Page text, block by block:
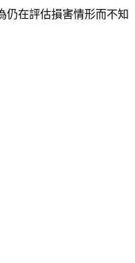
仍在評估損害情形而不知